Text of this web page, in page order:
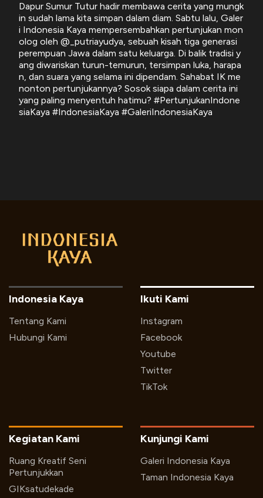
Dapur Sumur Tutur hadir membawa cerita yang mungk
in sudah lama kita simpan dalam diam. Sabtu lalu, Galer
i Indonesia Kaya mempersembahkan pertunjukan mon
olog oleh @_putriayudya, sebuah kisah tiga generasi
perempuan Jawa dalam satu keluarga. Di balik tradisi y
ang diwariskan turun-temurun, tersimpan luka, harapa
n, dan suara yang selama ini dipendam. Sahabat IK me
nonton pertunjukannya? Sosok siapa dalam cerita ini
yang paling menyentuh hatimu? #PertunjukanIndone
siaKaya #IndonesiaKaya #GaleriIndonesiaKaya
Indonesia Kaya
Tentang Kami
Hubungi Kami
Ikuti Kami
Instagram
Facebook
Youtube
Twitter
TikTok
Kegiatan Kami
Ruang Kreatif Seni
Pertunjukkan
GIKsatudekade
Kunjungi Kami
Galeri Indonesia Kaya
Taman Indonesia Kaya